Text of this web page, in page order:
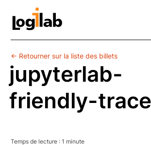
Société
Web Sémantique
Formations
InformatiqueContact
← Retourner sur la liste des billets
jupyterlab-
friendly-
Temps de lecture : 1 minute